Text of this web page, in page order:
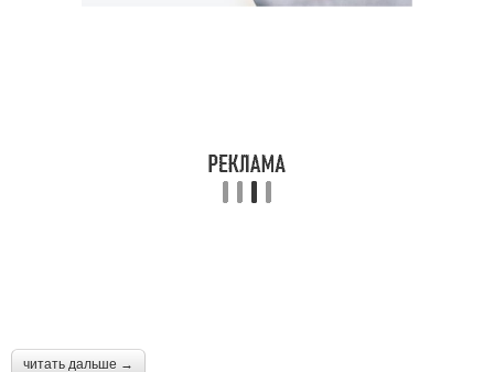
читать дальше →